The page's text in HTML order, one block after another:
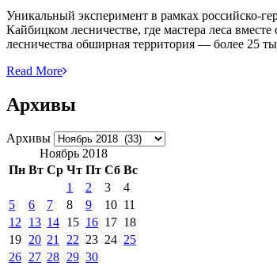
Уникальный эксперимент в рамках российско-
Кайбицком лесничестве, где мастера леса
лесничества обширная территория — более 25
Read More
Архивы
Архивы
Ноябрь 2018
Пн Вт Ср Чт Пт Сб Вс
1
2 3
4
5
6 7 8 9 10 11
12
13 14 15 16 17 18
19 20 21 22 23 24 25
26 27 28 29 30